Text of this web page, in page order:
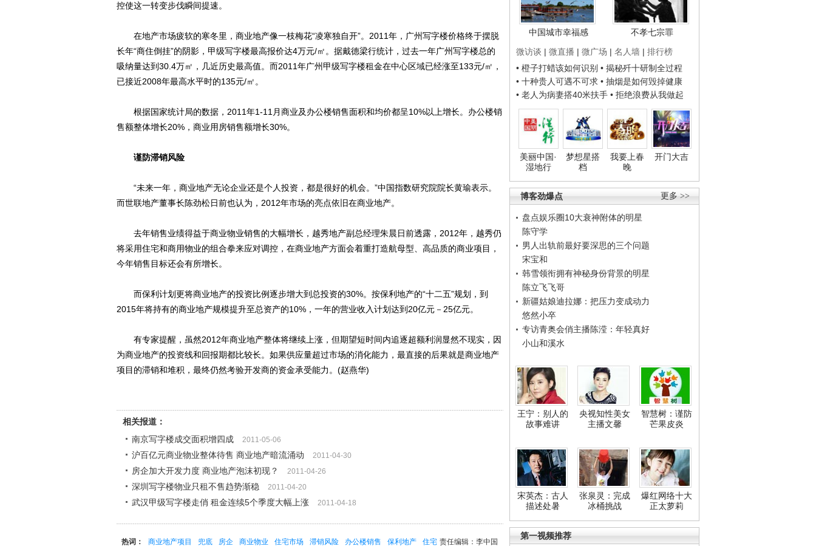
中国城市幸福感
不孝七宗罪
微访谈 | 微直播 | 微广场 | 名人墙 | 排行榜
• 橙子打蜡该如何识别 • 揭秘歼十研制全过程
• 十种贵人可遇不可求 • 抽烟是如何毁掉健康
• 老人为病妻搭40米扶手 • 拒绝浪费从我做起
美丽中国·
湿地行
梦想星搭
档
我要上春
晚
开门大吉
更多 >>
博客劲爆点
盘点娱乐圈10大衰神附体的明星
陈守学
男人出轨前最好要深思的三个问题
宋宝和
韩雪领衔拥有神秘身份背景的明星
陈立飞飞哥
新疆姑娘迪拉娜：把压力变成动力
悠然小卒
专访青奥会俏主播陈滢：年轻真好
小山和溪水
王宁：别人的
故事难讲
央视知性美女
主播文馨
智慧树：谨防
芒果皮炎
宋英杰：古人
描述处暑
张泉灵：完成
冰桶挑战
爆红网络十大
正太萝莉
第一视频推荐
控使这一转变步伐瞬间提速。
在地产市场疲软的寒冬里，商业地产像一枝梅花“凌寒独自开”。2011年，广州写字楼价格终于摆脱
长年“商住倒挂”的阴影，甲级写字楼最高报价达4万元/㎡。据戴德梁行统计，过去一年广州写字楼总的
吸纳量达到30.4万㎡，几近历史最高值。而2011年广州甲级写字楼租金在中心区域已经涨至133元/㎡，
已接近2008年最高水平时的135元/㎡。
根据国家统计局的数据，2011年1-11月商业及办公楼销售面积和均价都呈10%以上增长。办公楼销
售额整体增长20%，商业用房销售额增长30%。
谨防滞销风险
“未来一年，商业地产无论企业还是个人投资，都是很好的机会。”中国指数研究院院长黄瑜表示。
而世联地产董事长陈劲松日前也认为，2012年市场的亮点依旧在商业地产。
去年销售业绩得益于商业物业销售的大幅增长，越秀地产副总经理朱晨日前透露，2012年，越秀仍
将采用住宅和商用物业的组合拳来应对调控，在商业地产方面会着重打造航母型、高品质的商业项目，
今年销售目标还会有所增长。
而保利计划更将商业地产的投资比例逐步增大到总投资的30%。按保利地产的“十二五”规划，到
2015年将持有的商业地产规模提升至总资产的10%，一年的营业收入计划达到20亿元－25亿元。
有专家提醒，虽然2012年商业地产整体将继续上涨，但期望短时间内追逐超额利润显然不现实，因
为商业地产的投资线和回报期都比较长。如果供应量超过市场的消化能力，最直接的后果就是商业地产
项目的滞销和堆积，最终仍然考验开发商的资金承受能力。(赵燕华)
相关报道：
南京写字楼成交面积增四成
2011-05-06
沪百亿元商业物业整体待售 商业地产暗流涌动 2011-04-30
房企加大开发力度 商业地产泡沫初现？ 2011-04-26
深圳写字楼物业只租不售趋势渐稳 2011-04-20
武汉甲级写字楼走俏 租金连续5个季度大幅上涨 2011-04-18
责任编辑：李中国
热词： 商业地产项目 兜底 房企 商业物业 住宅市场 滞销风险 办公楼销售 保利地产
住宅